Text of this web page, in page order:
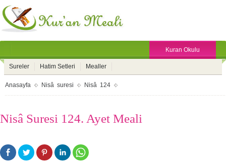
Kuran Okulu
Sureler Hatim Setleri Mealler
Anasayfa Nisâ suresi Nisâ 124
Nisâ Suresi 124. Ayet Meali